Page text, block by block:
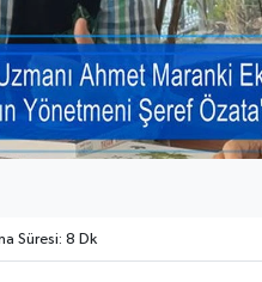
Süresi: 8 Dk